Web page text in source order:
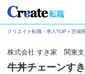
クリエイト転職・求人TOP ＞茨城
株式会社 すき家 関東
牛丼チェーンす